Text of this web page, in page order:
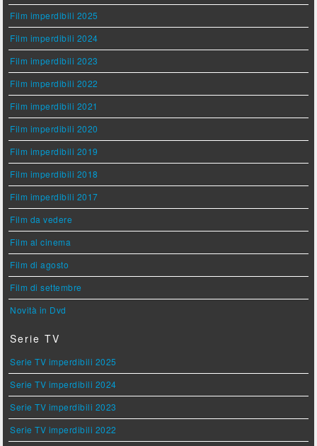
Film imperdibili 2025
Film imperdibili 2024
Film imperdibili 2023
Film imperdibili 2022
Film imperdibili 2021
Film imperdibili 2020
Film imperdibili 2019
Film imperdibili 2018
Film imperdibili 2017
Film da vedere
Film al cinema
Film di agosto
Film di settembre
Novità in Dvd
Serie TV
Serie TV imperdibili 2025
Serie TV imperdibili 2024
Serie TV imperdibili 2023
Serie TV imperdibili 2022